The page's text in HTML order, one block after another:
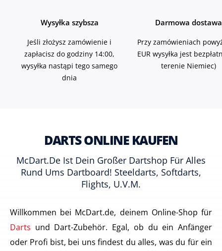
Wysyłka szybsza
Jeśli złożysz zamówienie i
zapłacisz do godziny 14:00,
wysyłka nastąpi tego samego
dnia
Darmowa dostawa
Przy zamówieniach
EUR wysyłka jest
terenie Niemiec)
DARTS ONLINE KAUFEN
McDart.de Ist Dein Großer Dartshop Für Alles
Rund Ums Dartboard! Steeldarts, Softdarts,
Flights, U.v.m.
Willkommen bei McDart.de, deinem Online-Shop für
Darts und Dart-Zubehör. Egal, ob du ein Anfänger
oder Profi bist, bei uns findest du alles, was du für ein